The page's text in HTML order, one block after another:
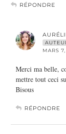
RÉPONDRE
MARS
Merci ma belle,
mettre tout ceci
Bisous
RÉPONDRE